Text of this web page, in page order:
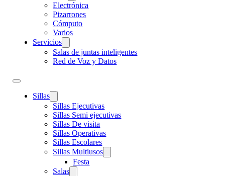
Electrónica
Pizarrones
Cómputo
Varios
Servicios
Salas de juntas inteligentes
Red de Voz y Datos
Sillas
Sillas Ejecutivas
Sillas Semi ejecutivas
Sillas De visita
Sillas Operativas
Sillas Escolares
Sillas Multiusos
Festa
Salas